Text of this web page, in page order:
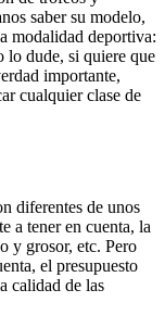
saber su modelo,
modalidad deportiva:
lo dude, si quiere que
importante,
cualquier clase de
diferentes de unos
a tener en cuenta, la
y grosor, etc. Pero
el presupuesto
calidad de las